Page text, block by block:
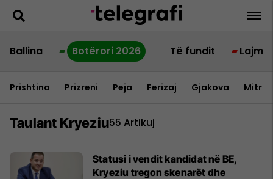
Ballina Botërori 2026 Të fundit Lajme
Prishtina Prizreni Peja Ferizaj Gjakova
Taulant Kryeziu55 Artikuj
Statusi i vendit kandidat në BE,
Kryeziu tregon skenarët dhe